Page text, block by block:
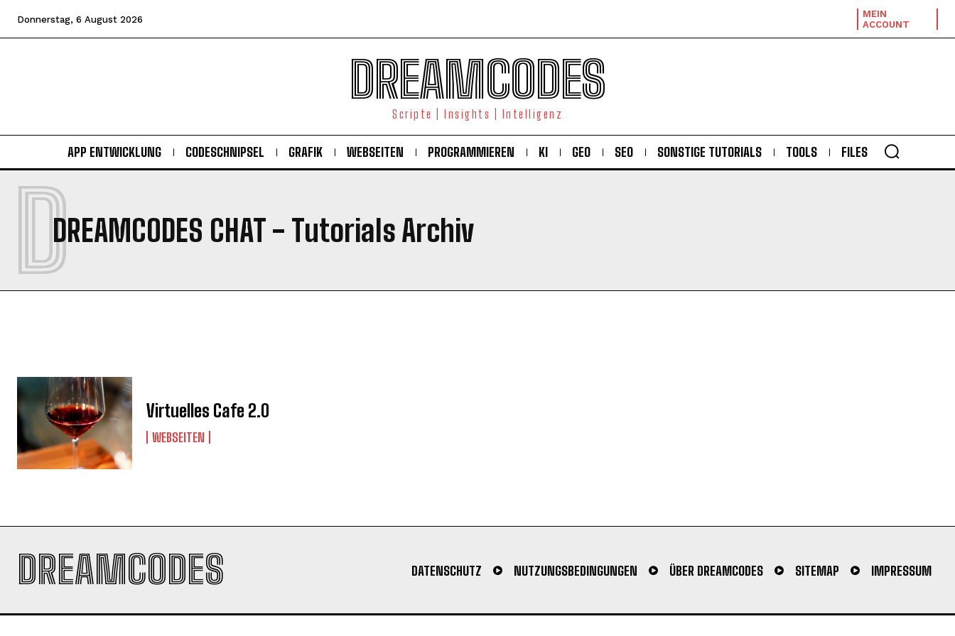
Donnerstag, 6 August 2026
MEIN
ACCOUNT
DREAMCODES
Scripte | Insights | Intelligenz
APP ENTWICKLUNG CODESCHNIPSEL GRAFIK WEBSEITEN PROGRAMMIEREN KI GEO SEO SONSTIGE TUTORIALS TOOLS FILES
DREAMCODES CHAT
D - Tutorials Archiv
Virtuelles Cafe 2.0
WEBSEITEN
DREAMCODES DATENSCHUTZ NUTZUNGSBEDINGUNGEN ÜBER DREAMCODES SITEMAP IMPRESSUM